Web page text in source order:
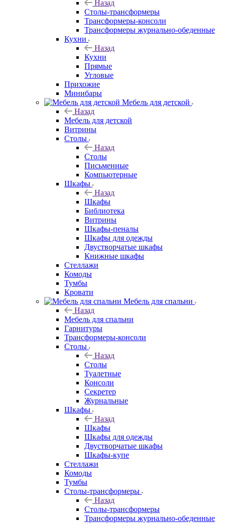
Назад
Столы-трансформеры
Трансформеры-консоли
Трансформеры журнально-обеденные
Кухни
Назад
Кухни
Прямые
Угловые
Прихожие
Минибары
Мебель для детской
Назад
Мебель для детской
Витрины
Столы
Назад
Столы
Письменные
Компьютерные
Шкафы
Назад
Шкафы
Библиотека
Витрины
Шкафы-пеналы
Шкафы для одежды
Двустворчатые шкафы
Книжные шкафы
Стеллажи
Комоды
Тумбы
Кровати
Мебель для спальни
Назад
Мебель для спальни
Гарнитуры
Трансформеры-консоли
Столы
Назад
Столы
Туалетные
Консоли
Секретер
Журнальные
Шкафы
Назад
Шкафы
Шкафы для одежды
Двустворчатые шкафы
Шкафы-купе
Стеллажи
Комоды
Тумбы
Столы-трансформеры
Назад
Столы-трансформеры
Трансформеры журнально-обеденные